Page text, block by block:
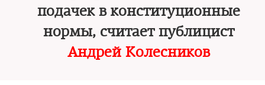
подачек в конституционные
нормы, считает публицист
Андрей Колесников